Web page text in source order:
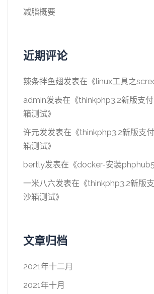
减脂概要
近期评论
辣条拌鱼翅发表在《linux工具之
admin发表在《thinkphp3.2新版支
箱测试》
许元发发表在《thinkphp3.2新版支
箱测试》
bertly发表在《docker-安装phphub5
一米八六发表在《thinkphp3.2新版
沙箱测试》
文章归档
2021年十二月
2021年十月